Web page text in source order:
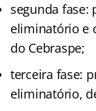
segunda fase:
eliminatório e
do Cebraspe;
terceira fase:
eliminatório,